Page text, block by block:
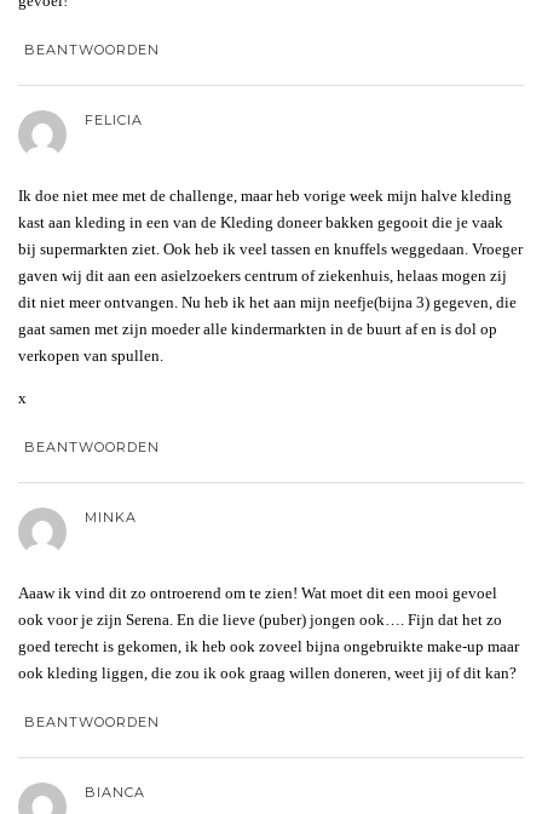
BEANTWOORDEN
FELICIA
Ik doe niet mee met de challenge, maar heb vorige week mijn halve kleding
kast aan kleding in een van de Kleding doneer bakken gegooit die je vaak
bij supermarkten ziet. Ook heb ik veel tassen en knuffels weggedaan. Vroeger
gaven wij dit aan een asielzoekers centrum of ziekenhuis, helaas mogen zij
dit niet meer ontvangen. Nu heb ik het aan mijn neefje(bijna 3) gegeven, die
gaat samen met zijn moeder alle kindermarkten in de buurt af en is dol op
verkopen van spullen.
x
BEANTWOORDEN
MINKA
Aaaw ik vind dit zo ontroerend om te zien! Wat moet dit een mooi gevoel
ook voor je zijn Serena. En die lieve (puber) jongen ook…. Fijn dat het zo
goed terecht is gekomen, ik heb ook zoveel bijna ongebruikte make-up maar
ook kleding liggen, die zou ik ook graag willen doneren, weet jij of dit kan?
BEANTWOORDEN
BIANCA